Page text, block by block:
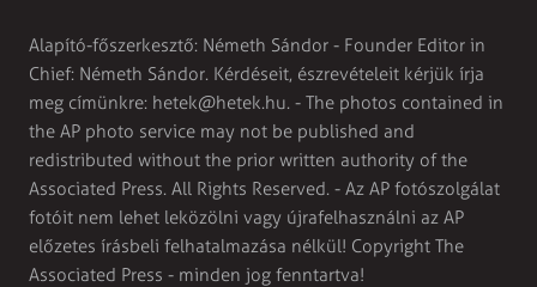
Alapító-főszerkesztő: Németh Sándor - Founder Editor in
Chief: Németh Sándor. Kérdéseit, észrevételeit kérjük írja
meg címünkre: hetek@hetek.hu. - The photos contained in
the AP photo service may not be published and
redistributed without the prior written authority of the
Associated Press. All Rights Reserved. - Az AP fotószolgálat
fotóit nem lehet leközölni vagy újrafelhasználni az AP
előzetes írásbeli felhatalmazása nélkül! Copyright The
Associated Press - minden jog fenntartva!